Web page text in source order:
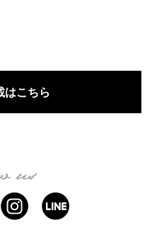
はこちら